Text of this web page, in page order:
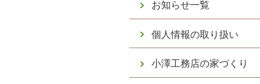
お知らせ一覧
個人情報の取り扱い
小澤工務店の家づくり